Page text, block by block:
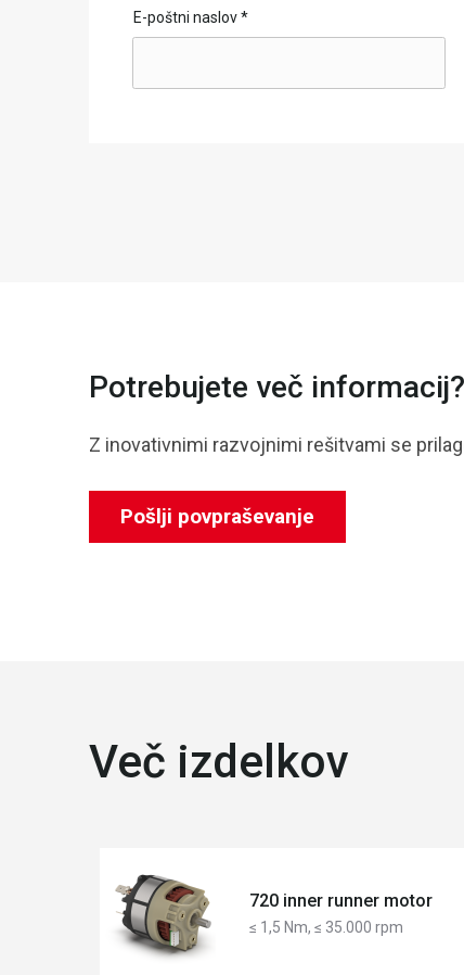
E-poštni naslov*
Potrebujete več informacij?
Z inovativnimi razvojnimi rešitvami se
Pošlji povpraševanje
Več izdelkov
720 inner runner motor
≤ 1,5 Nm, ≤ 35.000 rpm